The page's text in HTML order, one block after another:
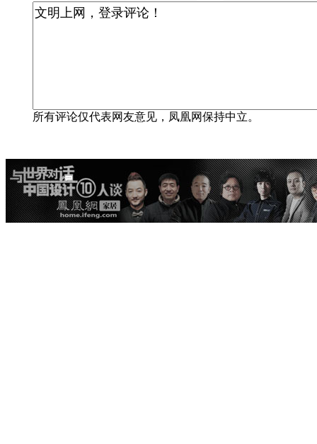
所有评论仅代表网友意见，凤凰网保持中立。